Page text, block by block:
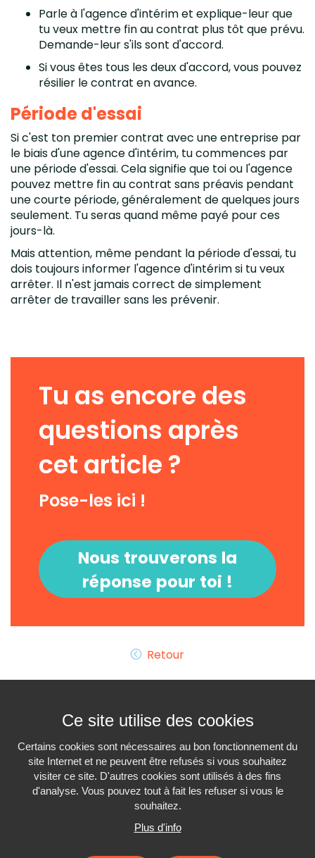
Parle à l'agence d'intérim et explique-leur que
tu veux mettre fin au contrat plus tôt que prévu.
Demande-leur s'ils sont d'accord.
Si vous êtes tous les deux d'accord, vous pouvez
résilier le contrat en avance.
Période d'essai
Si c'est ton premier contrat avec une entreprise par
le biais d'une agence d'intérim, tu commences par
une période d'essai. Cela signifie que toi ou l'agence
pouvez mettre fin au contrat sans préavis pendant
une courte période, généralement de quelques jours
seulement. Tu seras quand même payé pour ces
jours-là.
Mais attention, même pendant la période d'essai, tu
dois toujours informer l'agence d'intérim si tu veux
arrêter. Il n'est jamais correct de simplement
arrêter de travailler sans les prévenir.
Tu as encore des
questions après
cet article ?
Pose-les ici !
Nous trouverons la
réponse pour toi !
Retour
Interiminfo.be est unprojet duTravi
avec le soutien duGouvernement Fédéral
Ce site utilise des cookies
Certains cookies sont nécessaires au bon fonctionnement du
site Internet et ne peuvent être refusés si vous souhaitez
visiter ce site. D'autres cookies sont utilisés à des fins
d'analyse. Vous pouvez tout à fait les refuser si vous le
souhaitez.
Plus d'info